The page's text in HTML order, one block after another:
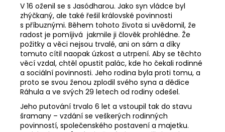
V 16 oženil se s Jasódharou. Jako syn vládce byl
zhýčkaný, ale také řešil královské povinnosti
s příbuznými. Během tohoto života si uvědomil, že
radost je pomíjivá jakmile ji člověk prohlédne. Že
požitky a věci nejsou trvalé, ani on sám a díky
tomuto cítil naopak úzkost a utrpení. Aby se těchto
věcí vzdal, chtěl opustit palác, kde ho čekali rodinné
a sociální povinnosti. Jeho rodina byla proti tomu, a
proto se svou ženou zplodil svého syna a dědice
Ráhula a ve svých 29 letech od rodiny odešel.
Jeho putování trvalo 6 let a vstoupil tak do stavu
šramany – vzdání se veškerých rodinných
povinností, společenského postavení a majetku.